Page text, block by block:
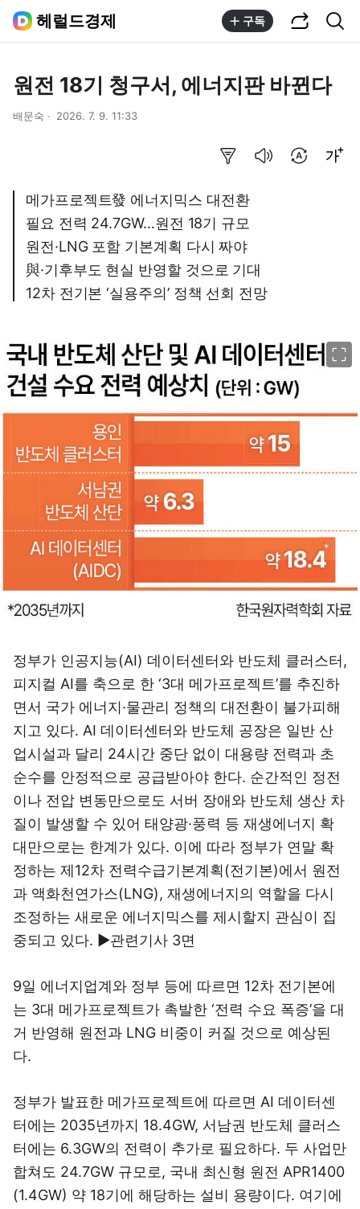
헤럴드경제 구독
원전 18기 청구서, 에너지판 바뀐다
배문숙 2026. 7. 9. 11:33
메가프로젝트發 에너지믹스 대전환
필요 전력 24.7GW…원전 18기 규모
원전·LNG 포함 기본계획 다시 짜야
與·기후부도 현실 반영할 것으로 기대
12차 전기본 ‘실용주의’ 정책 선회 전망
정부가 인공지능(AI) 데이터센터와 반도체 클러스터,
피지컬 AI를 축으로 한 ‘3대 메가프로젝트’를 추진하
면서 국가 에너지·물관리 정책의 대전환이 불가피해
지고 있다. AI 데이터센터와 반도체 공장은 일반 산
업시설과 달리 24시간 중단 없이 대용량 전력과 초
순수를 안정적으로 공급받아야 한다. 순간적인 정전
이나 전압 변동만으로도 서버 장애와 반도체 생산 차
질이 발생할 수 있어 태양광·풍력 등 재생에너지 확
대만으로는 한계가 있다. 이에 따라 정부가 연말 확
정하는 제12차 전력수급기본계획(전기본)에서 원전
과 액화천연가스(LNG), 재생에너지의 역할을 다시
조정하는 새로운 에너지믹스를 제시할지 관심이 집
중되고 있다. ▶관련기사 3면
9일 에너지업계와 정부 등에 따르면 12차 전기본에
는 3대 메가프로젝트가 촉발한 ‘전력 수요 폭증’을 대
거 반영해 원전과 LNG 비중이 커질 것으로 예상된
다.
정부가 발표한 메가프로젝트에 따르면 AI 데이터센
터에는 2035년까지 18.4GW, 서남권 반도체 클러스
터에는 6.3GW의 전력이 추가로 필요하다. 두 사업만
합쳐도 24.7GW 규모로, 국내 최신형 원전 APR1400
(1.4GW) 약 18기에 해당하는 설비 용량이다. 여기에